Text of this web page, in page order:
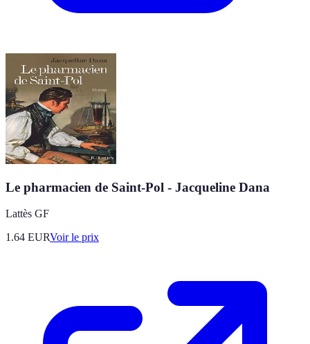
Le pharmacien de Saint-Pol - Jacqueline Dana
Lattès GF
1.64 EURVoir le prix